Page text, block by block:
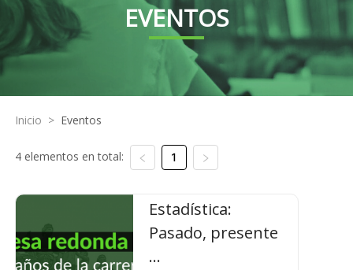
EVENTOS
Inicio > Eventos
4 elementos en total: 1
Estadística:
Pasado, presente
...